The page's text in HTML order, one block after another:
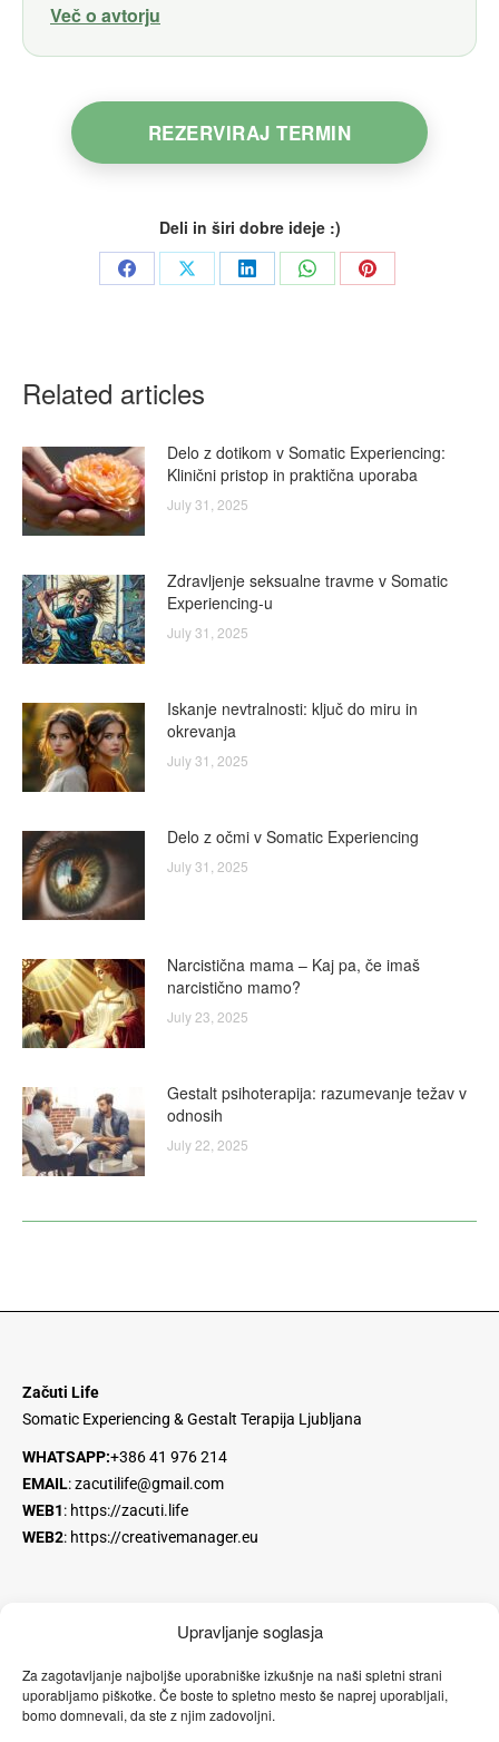
Upravljanje soglasja
Za zagotavljanje najboljše uporabniške izkušnje na naši spletni strani
uporabljamo piškotke. Če boste to spletno mesto še naprej uporabljali,
bomo domnevali, da ste z njim zadovoljni.
Več o avtorju
REZERVIRAJ TERMIN
Deli in širi dobre ideje :)
Share Share Share Share Share
Related articles
Delo z dotikom v Somatic Experiencing:
Klinični pristop in praktična uporaba
July 31, 2025
Zdravljenje seksualne travme v Somatic
Experiencing-u
July 31, 2025
Iskanje nevtralnosti: ključ do miru in
okrevanja
July 31, 2025
Delo z očmi v Somatic Experiencing
July 31, 2025
Narcistična mama – Kaj pa, če imaš
narcistično mamo?
July 23, 2025
Gestalt psihoterapija: razumevanje težav v
odnosih
July 22, 2025
Začuti Life
Somatic Experiencing & Gestalt Terapija Ljubljana
WHATSAPP:+386 41 976 214
EMAIL:zacutilife@gmail.com
WEB1: https://zacuti.life
WEB2: https://creativemanager.eu
Instagram YouTube Facebook stran
Linkedin Facebook profil